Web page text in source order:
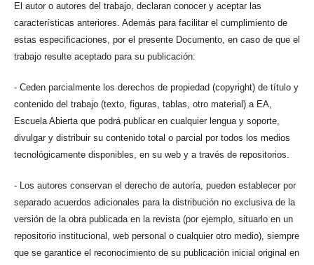
El autor o autores del trabajo, declaran conocer y aceptar las
características anteriores. Además para facilitar el cumplimiento de
estas especificaciones, por el presente Documento, en caso de que el
trabajo resulte aceptado para su publicación:
- Ceden parcialmente los derechos de propiedad (copyright) de título y
contenido del trabajo (texto, figuras, tablas, otro material) a EA,
Escuela Abierta que podrá publicar en cualquier lengua y soporte,
divulgar y distribuir su contenido total o parcial por todos los medios
tecnológicamente disponibles, en su web y a través de repositorios.
- Los autores conservan el derecho de autoría, pueden establecer por
separado acuerdos adicionales para la distribución no exclusiva de la
versión de la obra publicada en la revista (por ejemplo, situarlo en un
repositorio institucional, web personal o cualquier otro medio), siempre
que se garantice el reconocimiento de su publicación inicial original en